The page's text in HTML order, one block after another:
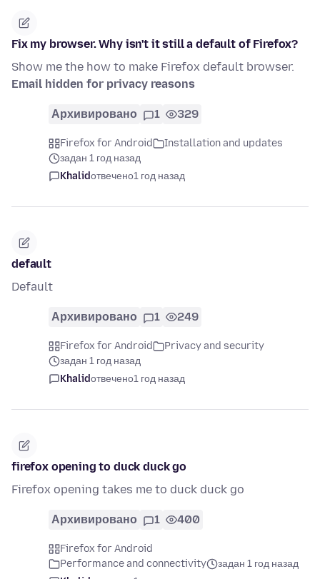
Fix my browser. Why isn't it still a default of Firefox?
Show me the how to make Firefox default browser.
Email hidden for privacy reasons
Архивировано 1 329
Firefox for Android
Installation and updates
задан 1 год назад
Khalidотвечено1 год назад
default
Default
Архивировано 1 249
Firefox for Android
Privacy and security
задан 1 год назад
Khalidотвечено1 год назад
firefox opening to duck duck go
Firefox opening takes me to duck duck go
Архивировано 1 400
Firefox for Android
Performance and connectivity
задан 1 год назад